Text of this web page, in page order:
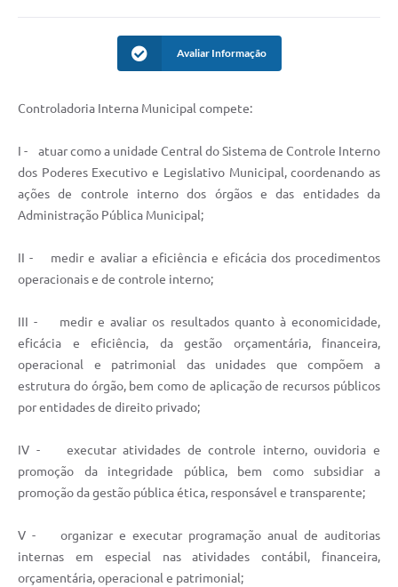
Avaliar Informação
Controladoria Interna Municipal compete:
I - atuar como a unidade Central do Sistema de Controle Interno
dos Poderes Executivo e Legislativo Municipal, coordenando as
ações de controle interno dos órgãos e das entidades da
Administração Pública Municipal;
II - medir e avaliar a eficiência e eficácia dos procedimentos
operacionais e de controle interno;
III - medir e avaliar os resultados quanto à economicidade,
eficácia e eficiência, da gestão orçamentária, financeira,
operacional e patrimonial das unidades que compõem a
estrutura do órgão, bem como de aplicação de recursos públicos
por entidades de direito privado;
IV - executar atividades de controle interno, ouvidoria e
promoção da integridade pública, bem como subsidiar a
promoção da gestão pública ética, responsável e transparente;
V - organizar e executar programação anual de auditorias
internas em especial nas atividades contábil, financeira,
orçamentária, operacional e patrimonial;